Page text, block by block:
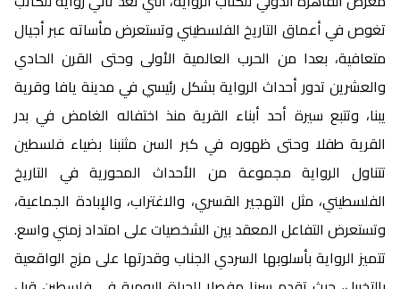
تغوص في أعماق التاريخ الفلسطيني وتستعرض مأساته عبر أجيال
متعافية، بعدا من الحرب العالمية الأولى وحتى القرن الحادي
والعشرين تدور أحداث الرواية بشكل رئيسي في مدينة يافا وقرية
يبنا، وتتبع سيرة أحد أبناء القرية منذ اختفاله الغامض في بدر
القرية طفلا وحتى ظهوره في كبر السن مثنبنا بضياء فلسطين
تتناول الرواية مجموعة من الأحداث المحورية في التاريخ
الفلسطيني، مثل التهجير القسري، والاغتراب، والإبادة الجماعية،
وتستعرض التفاعل المعقد بين الشخصيات على امتداد زمني واسع.
تتميز الرواية بأسلوبها السردي الجناب وقدرتها على مزج الواقعية